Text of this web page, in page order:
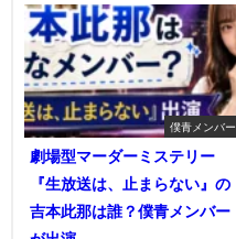
僕青メンバー
劇場型マーダーミステリー
『生放送は、止まらない』の
吉本此那は誰？僕青メンバー